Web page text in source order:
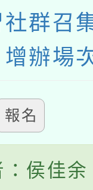
社群召
辦場
報名
侯佳余